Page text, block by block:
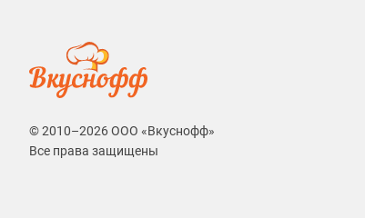
© 2010–2026 ООО «Вкуснофф»
Все права защищены